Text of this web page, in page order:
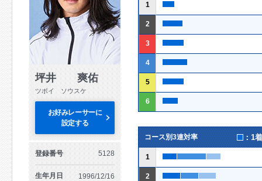
坪井 爽佑
ツボイ ソウスケ
お好みレーサーに
設定する
登録番号 5128
生年月日 1996/12/16
1
2
3
4
5
6
コース別3連対率 ：1
1
2